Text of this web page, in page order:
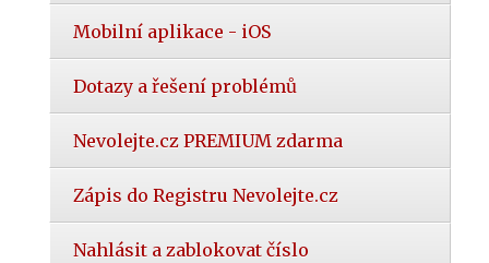
Mobilní aplikace - iOS
Dotazy a řešení problémů
Nevolejte.cz PREMIUM zdarma
Zápis do Registru Nevolejte.cz
Nahlásit a zablokovat číslo